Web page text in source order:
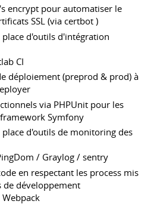
encrypt pour automatiser le
SSL (via certbot )
d'outils d'intégration
CI
déploiement (preprod & prod) à
via PHPUnit pour les
Symfony
d'outils de monitoring des
/ Graylog / sentry
en respectant les process mis
de développement